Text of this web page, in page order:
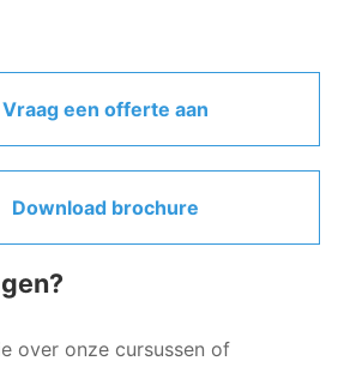
Vraag een offerte aan
Download brochure
over onze cursussen of